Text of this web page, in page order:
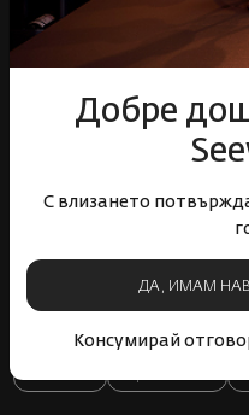
Добре
С влизането
ДА, ИМАМ
Консумирай
Пазарувай
Спиртни
Гурме
Събития
Mystery Box
Корпоративни клиенти